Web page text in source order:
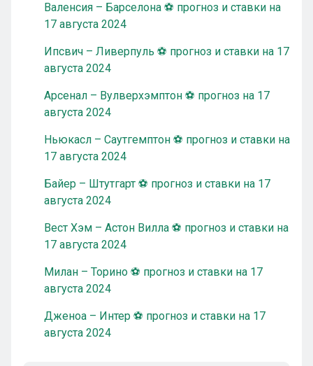
Валенсия – Барселона ⚽ прогноз и ставки на
17 августа 2024
Ипсвич – Ливерпуль ⚽ прогноз и ставки на 17
августа 2024
Арсенал – Вулверхэмптон ⚽ прогноз на 17
августа 2024
Ньюкасл – Саутгемптон ⚽ прогноз и ставки на
17 августа 2024
Байер – Штутгарт ⚽ прогноз и ставки на 17
августа 2024
Вест Хэм – Астон Вилла ⚽ прогноз и ставки на
17 августа 2024
Милан – Торино ⚽ прогноз и ставки на 17
августа 2024
Дженоа – Интер ⚽ прогноз и ставки на 17
августа 2024